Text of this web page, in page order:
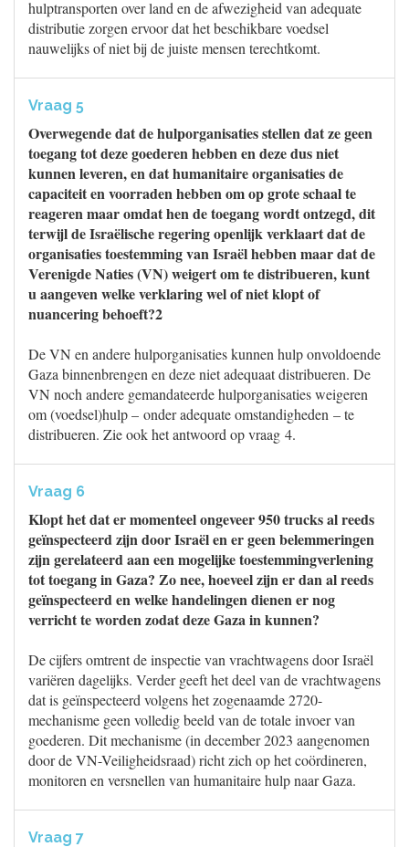
hulptransporten over land en de afwezigheid van adequate
distributie zorgen ervoor dat het beschikbare voedsel
nauwelijks of niet bij de juiste mensen terechtkomt.
Vraag 5
Overwegende dat de hulporganisaties stellen dat ze geen
toegang tot deze goederen hebben en deze dus niet
kunnen leveren, en dat humanitaire organisaties de
capaciteit en voorraden hebben om op grote schaal te
reageren maar omdat hen de toegang wordt ontzegd, dit
terwijl de Israëlische regering openlijk verklaart dat de
organisaties toestemming van Israël hebben maar dat de
Verenigde Naties (VN) weigert om te distribueren, kunt
u aangeven welke verklaring wel of niet klopt of
nuancering behoeft?2
De VN en andere hulporganisaties kunnen hulp onvoldoende
Gaza binnenbrengen en deze niet adequaat distribueren. De
VN noch andere gemandateerde hulporganisaties weigeren
om (voedsel)hulp – onder adequate omstandigheden – te
distribueren. Zie ook het antwoord op vraag 4.
Vraag 6
Klopt het dat er momenteel ongeveer 950 trucks al reeds
geïnspecteerd zijn door Israël en er geen belemmeringen
zijn gerelateerd aan een mogelijke toestemmingverlening
tot toegang in Gaza? Zo nee, hoeveel zijn er dan al reeds
geïnspecteerd en welke handelingen dienen er nog
verricht te worden zodat deze Gaza in kunnen?
De cijfers omtrent de inspectie van vrachtwagens door Israël
variëren dagelijks. Verder geeft het deel van de vrachtwagens
dat is geïnspecteerd volgens het zogenaamde 2720-
mechanisme geen volledig beeld van de totale invoer van
goederen. Dit mechanisme (in december 2023 aangenomen
door de VN-Veiligheidsraad) richt zich op het coördineren,
monitoren en versnellen van humanitaire hulp naar Gaza.
Vraag 7